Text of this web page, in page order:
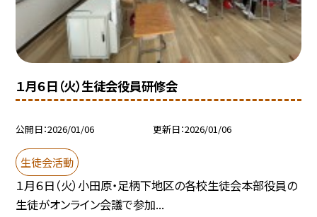
１月６日（火）生徒会役員研修会
公開日 2026/01/06 更新日 2026/01/06
生徒会活動
１月６日（火）小田原・足柄下地区の各校生徒会本部役員の
生徒がオンライン会議で参加...